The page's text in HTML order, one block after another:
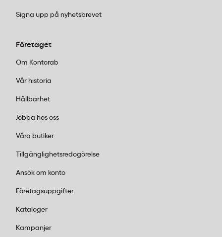
Signa upp på nyhetsbrevet
Företaget
Om Kontorab
Vår historia
Hållbarhet
Jobba hos oss
Våra butiker
Tillgänglighetsredogörelse
Ansök om konto
Företagsuppgifter
Kataloger
Kampanjer